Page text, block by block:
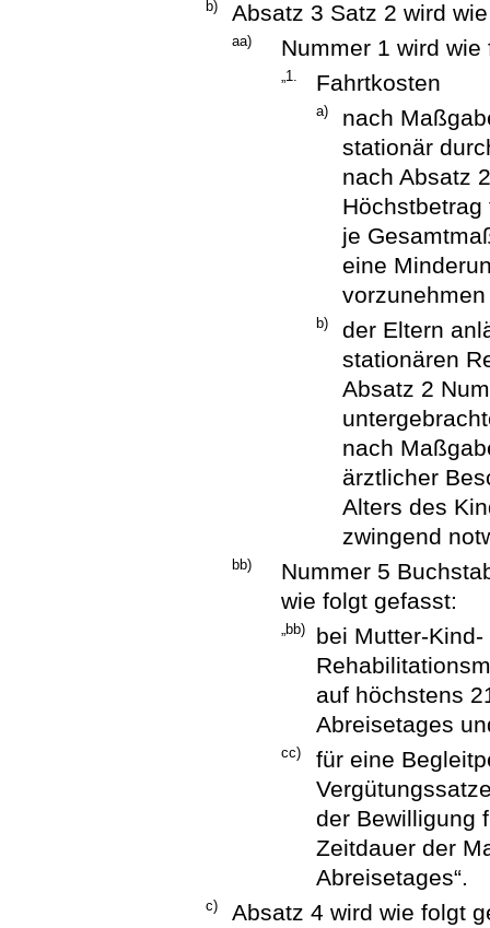
b) Absatz 3 Satz 2 wird
aa) Nummer 1 wird
„1. Fahrtkosten
a)
nach
stationär
nach Absatz
Höchstbetrag
je
eine
b)
der Eltern
stationären
Absatz 2
nach
ärztlicher
Alters des
zwingend
bb)
Nummer 5
wie folgt gefasst:
„bb)
bei Mutter-
auf höchstens
Abreisetages
cc)
für eine
der Bewilligung
Zeitdauer der
Abreisetages“.
c) Absatz 4 wird wie folgt